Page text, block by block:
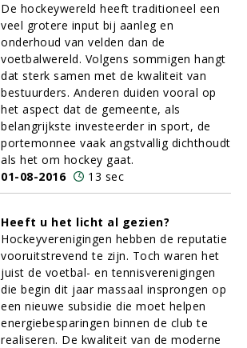
De hockeywereld heeft traditioneel een
veel grotere input bij aanleg en
onderhoud van velden dan de
voetbalwereld. Volgens sommigen hangt
dat sterk samen met de kwaliteit van
bestuurders. Anderen duiden vooral op
het aspect dat de gemeente, als
belangrijkste investeerder in sport, de
portemonnee vaak angstvallig dichthoudt
als het om hockey gaat.
01-08-2016
13 sec
Heeft u het licht al gezien?
Hockeyverenigingen hebben de reputatie
vooruitstrevend te zijn. Toch waren het
juist de voetbal- en tennisverenigingen
die begin dit jaar massaal insprongen op
een nieuwe subsidie die moet helpen
energiebesparingen binnen de club te
realiseren. De kwaliteit van de moderne